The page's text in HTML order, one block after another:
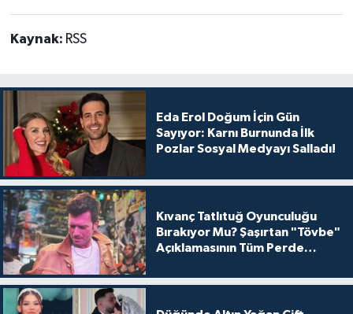
Kaynak: RSS
Eda Erol Doğum İçin Gün
Sayıyor: Karnı Burnunda İlk
Pozlar Sosyal Medyayı Salladı!
Kıvanç Tatlıtuğ Oyunculuğu
Bırakıyor Mu? Şaşırtan "Tövbe"
Açıklamasının Tüm Perde